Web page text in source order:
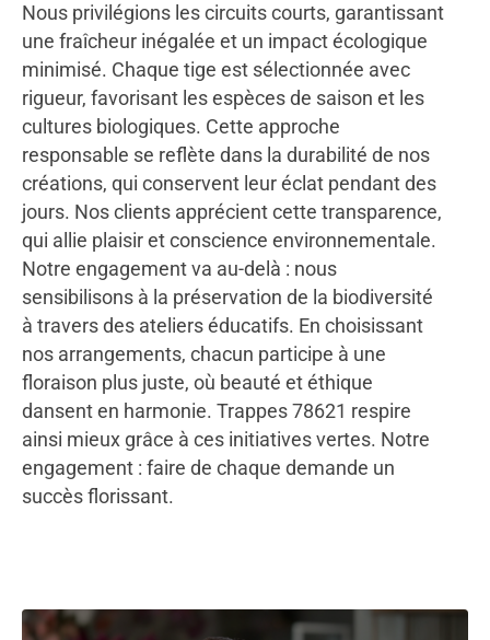
Nous privilégions les circuits courts, garantissant
une fraîcheur inégalée et un impact écologique
minimisé. Chaque tige est sélectionnée avec
rigueur, favorisant les espèces de saison et les
cultures biologiques. Cette approche
responsable se reflète dans la durabilité de nos
créations, qui conservent leur éclat pendant des
jours. Nos clients apprécient cette transparence,
qui allie plaisir et conscience environnementale.
Notre engagement va au-delà : nous
sensibilisons à la préservation de la biodiversité
à travers des ateliers éducatifs. En choisissant
nos arrangements, chacun participe à une
floraison plus juste, où beauté et éthique
dansent en harmonie. Trappes 78621 respire
ainsi mieux grâce à ces initiatives vertes. Notre
engagement : faire de chaque demande un
succès florissant.